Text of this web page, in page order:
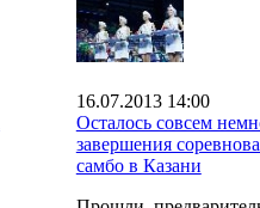
16.07.2013 14:00
Осталось совсем
завершения
самбо в Казани